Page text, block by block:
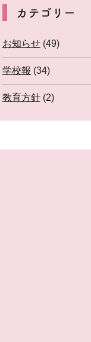
カテゴリー
お知らせ(49)
学校報 (34)
教育方針(2)